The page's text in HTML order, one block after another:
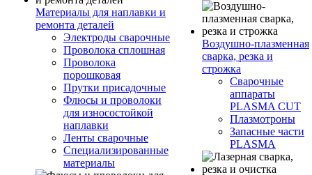
Материалы для наплавки и
ремонта деталей
Электроды сварочные
Проволока сплошная
Проволока
порошковая
Прутки присадочные
Флюсы и проволоки
для износостойкой
наплавки
Ленты сварочные
Специализированные
материалы
Воздушно-плазменная
сварка, резка и
строжка
Сварочные
аппараты
PLASMA CUT
Плазмотроны
Запасные части
PLASMA